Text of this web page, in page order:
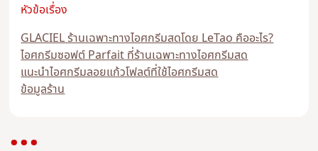
หัวข้อเรื่อง
GLACIEL ร้านเฉพาะทางไอศกรีมสดโดย LeTao คืออะไร?
ไอศกรีมซอฟต์ Parfait ที่ร้านเฉพาะทางไอศกรีมสด
แนะนำไอศกรีมลอยแก้วโฟลต์ที่ใช้ไอศกรีมสด
ข้อมูลร้าน